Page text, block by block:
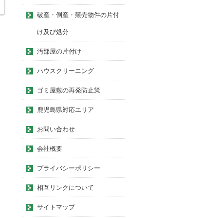
破産・倒産・競売物件の片付
け及び処分
汚部屋の片付け
ハウスクリーニング
ゴミ屋敷の再発防止策
鹿児島県対応エリア
お問い合わせ
会社概要
プライバシーポリシー
相互リンクについて
サイトマップ